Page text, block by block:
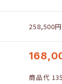
258,500円
商品代